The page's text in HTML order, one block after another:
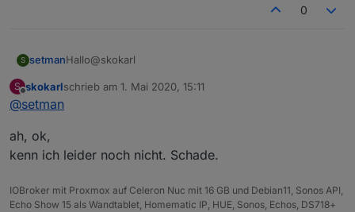
0
S setmanHallo@skokarl
Hab es mit Lovelace-Ui erstellt.
entity: alarm_control_panel.info_alarm_circuit_list
S
Offline
skokarlschrieb am 1. Mai 2020, 15:11
zuletzt editiert von
@setman
ah, ok,
kenn ich leider noch nicht. Schade.
IOBroker mit Proxmox auf Celeron Nuc mit 16 GB und Debian11, Sonos API,
Echo Show 15 als Wandtablet, Homematic IP, HUE, Sonos, Echos, DS718+